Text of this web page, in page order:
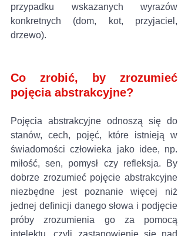
przypadku wskazanych wyrazów
konkretnych (dom, kot, przyjaciel,
drzewo).
Co zrobić, by zrozumieć
pojęcia abstrakcyjne?
Pojęcia abstrakcyjne odnoszą się do
stanów, cech, pojęć, które istnieją w
świadomości człowieka jako idee, np.
miłość, sen, pomysł czy refleksja. By
dobrze zrozumieć pojęcie abstrakcyjne
niezbędne jest poznanie więcej niż
jednej definicji danego słowa i podjęcie
próby zrozumienia go za pomocą
intelektu, czyli zastanowienie się nad